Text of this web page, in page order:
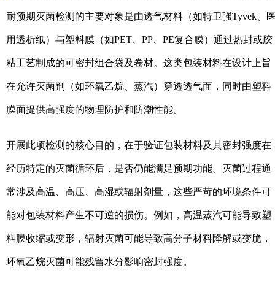
耐预期灭菌检测的主要对象是由透气材料（如特卫强Tyvek、
用透析纸）与塑料膜（如PET、PP、PE复合膜）通过热封或胶
粘工艺制成的可密封组合袋及卷材。这类包装材料在设计上旨
在允许灭菌剂（如环氧乙烷、蒸汽）穿透透气面，同时由塑料
膜面提供高强度的物理防护和防潮性能。
开展此项检测的核心目的，在于验证包装材料及其密封强度在
经历特定的灭菌循环后，是否仍能满足预期功能。灭菌过程通
常涉及高温、高压、高湿或辐射剂量，这些严苛的环境条件可
能对包装材料产生不可逆的损伤。例如，高温蒸汽可能导致塑
料膜收缩或变形，辐射灭菌可能导致高分子材料降解或变脆，
环氧乙烷灭菌可能残留水分影响密封强度。